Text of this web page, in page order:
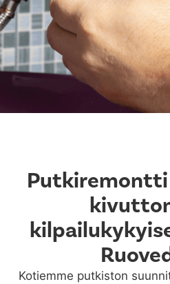
Kotiemme putkiston